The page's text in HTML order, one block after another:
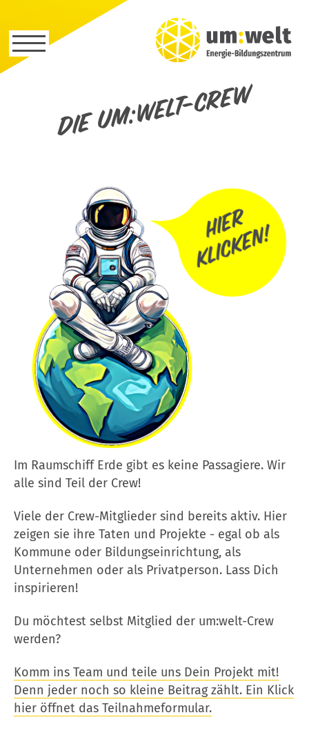
Die um:welt-Crew
Im Raumschiff Erde gibt es keine Passagiere. Wir
alle sind Teil der Crew!
Viele der Crew-Mitglieder sind bereits aktiv. Hier
zeigen sie ihre Taten und Projekte - egal ob als
Kommune oder Bildungseinrichtung, als
Unternehmen oder als Privatperson. Lass Dich
inspirieren!
Du möchtest selbst Mitglied der um:welt-Crew
werden?
Komm ins Team und teile uns Dein Projekt mit!
Denn jeder noch so kleine Beitrag zählt. Ein Klick
hier öffnet das Teilnahmeformular.